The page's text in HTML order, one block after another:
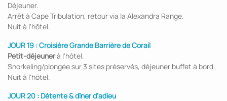
Déjeuner.
Arrêt à Cape Tribulation, retour via la Alexandra Range.
Nuit à l'hôtel.
JOUR 19 :Croisière Grande Barrière de Corail
Petit-déjeunerà l'hôtel.
Snorkeling/plongée sur 3 sites préservés, déjeuner buffet à bord.
Nuit à l'hôtel.
JOUR 20 : Détente & dîner d’adieu